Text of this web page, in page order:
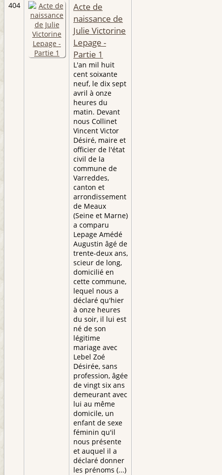
404
Acte de
naissance de
Julie Victorine
Lepage -
Partie 1
L'an mil huit
cent soixante
neuf, le dix sept
avril à onze
heures du
matin. Devant
nous Collinet
Vincent Victor
Désiré, maire et
officier de l'état
civil de la
commune de
Varreddes,
canton et
arrondissement
de Meaux
(Seine et Marne)
a comparu
Lepage Amédé
Augustin âgé de
trente-deux ans,
scieur de long,
domicilié en
cette commune,
lequel nous a
déclaré qu'hier
à onze heures
du soir, il lui est
né de son
légitime
mariage avec
Lebel Zoé
Désirée, sans
profession, âgée
de vingt six ans
demeurant avec
lui au même
domicile, un
enfant de sexe
féminin qu'il
nous présente
et auquel il a
déclaré donner
les prénoms (...)